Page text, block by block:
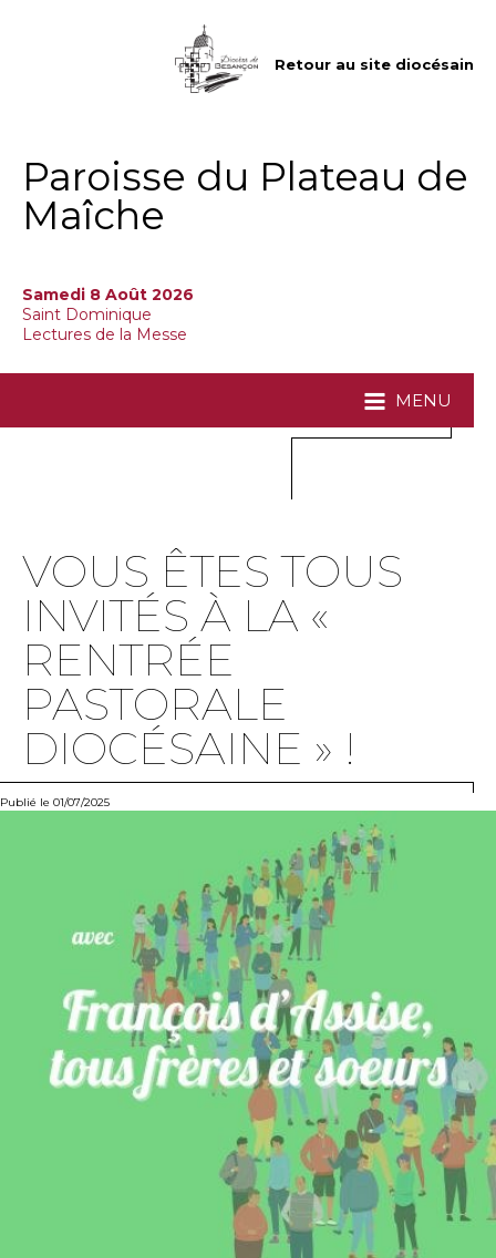
Retour au site diocésain
Paroisse du Plateau de
Maîche
Samedi 8 Août 2026
Saint Dominique
Lectures de la Messe
MENU
VOUS ÊTES TOUS
INVITÉS À LA «
RENTRÉE
PASTORALE
DIOCÉSAINE » !
Publié le 01/07/2025